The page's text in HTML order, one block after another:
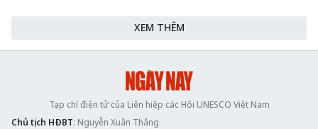
XEM THÊM
Tạp chí điện tử của Liên hiệp các Hội UNESCO Việt Nam
Chủ tịch HĐBT: Nguyễn Xuân Thắng